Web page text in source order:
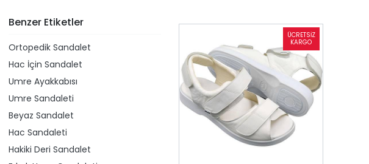
Benzer Etiketler
Ortopedik Sandalet
Hac İçin Sandalet
Umre Ayakkabısı
Umre Sandaleti
Beyaz Sandalet
Hac Sandaleti
Hakiki Deri Sandalet